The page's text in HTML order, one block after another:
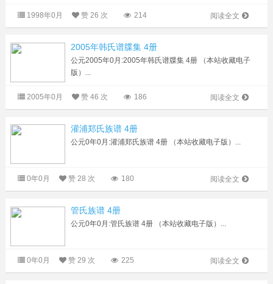
阅读全文
1998年0月 赞 26 次 214
2005年韩氏谱牒集 4册
公元2005年0月:2005年韩氏谱牒集 4册 （本站收藏电子
版）...
阅读全文
2005年0月 赞46 次 186
灌浦郑氏族谱 4册
公元0年0月:灌浦郑氏族谱 4册 （本站收藏电子版）...
阅读全文
0年0月 赞 28 次 180
管氏族谱 4册
公元0年0月:管氏族谱 4册 （本站收藏电子版）...
阅读全文
0年0月 赞29 次 225